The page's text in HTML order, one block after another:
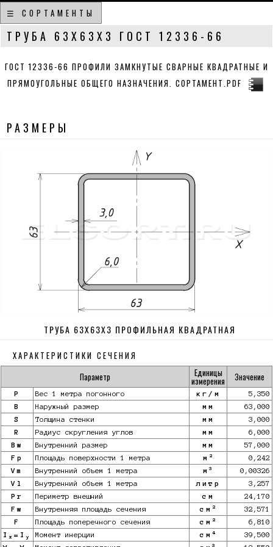
☰ СОРТАМЕНТЫ
ТРУБА 63Х63Х3 ГОСТ 12336-66
ГОСТ 12336-66 ПРОФИЛИ ЗАМКНУТЫЕ СВАРНЫЕ КВАДРАТНЫЕ И
ПРЯМОУГОЛЬНЫЕ ОБЩЕГО НАЗНАЧЕНИЯ. СОРТАМЕНТ.PDF
РАЗМЕРЫ
ТРУБА 63Х63Х3 ПРОФИЛЬНАЯ КВАДРАТНАЯ
ХАРАКТЕРИСТИКИ СЕЧЕНИЯ
Параметр
Единицы
измерения Значение
P Вес 1 метра погонного кг/м
5,350
B
Наружный размер мм
63,000
S
Толщина стенки мм
3,000
R
Радиус скругления углов мм
6,000
Bw
Внутренний размер мм
57,000
Fp
Площадь поверхности 1 метра м 2
0,242
Vm
Внутренний объем 1 метра м 3
0,00326
Vl
Внутренний объем 1 метра литр
3,257
Pr
Периметр внешний см
24,170
Fw
Внутренняя площадь сечения см 2
32,571
F
Площадь поперечного сечения см 2
6,810
I x =I y Момент инерции см 4
39,500
3